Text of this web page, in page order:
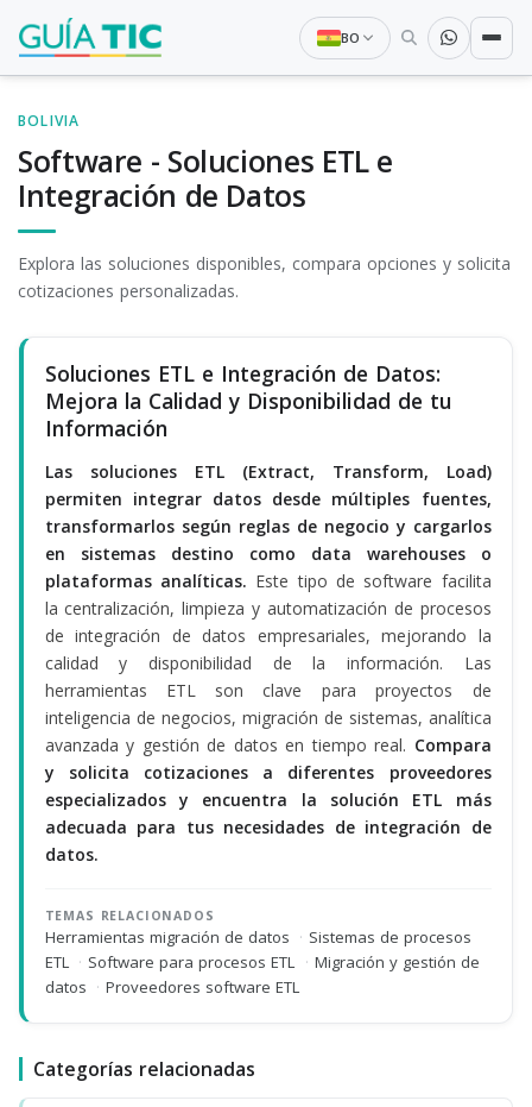
BO
BOLIVIA
Software - Soluciones ETL e
Integración de Datos
Explora las soluciones disponibles, compara opciones y solicita
cotizaciones personalizadas.
Soluciones ETL e Integración de Datos:
Mejora la Calidad y Disponibilidad de tu
Información
Las soluciones ETL (Extract, Transform, Load)
permiten integrar datos desde múltiples fuentes,
transformarlos según reglas de negocio y cargarlos
en sistemas destino como data warehouses o
plataformas analíticas. Este tipo de software facilita
la centralización, limpieza y automatización de procesos
de integración de datos empresariales, mejorando la
calidad y disponibilidad de la información. Las
herramientas ETL son clave para proyectos de
inteligencia de negocios, migración de sistemas, analítica
avanzada y gestión de datos en tiempo real. Compara
y solicita cotizaciones a diferentes proveedores
especializados y encuentra la solución ETL más
adecuada para tus necesidades de integración de
datos.
TEMAS RELACIONADOS
Herramientas migración de datos · Sistemas de procesos
ETL · Software para procesos ETL · Migración y gestión de
datos · Proveedores software ETL
Categorías relacionadas